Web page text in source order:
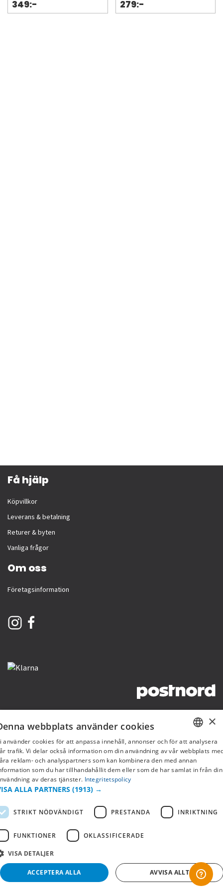
349:- 279:-
Få hjälp
Köpvillkor
Leverans & betalning
Returer & byten
Vanliga frågor
Om oss
Företagsinformation
SWEDISH
FI
×
webbplats använder cookies
använder cookies för att anpassa innehåll, annonser och för att analysera
trafik. Vi delar också information om din användning av vår webbplats
reklam- och analyspartners som kan kombinera den med annan
som du har tillhandahållit dem eller som de har samlat in från din
av deras tjänster. Integritetspolicy
ALLA PARTNERS (1913) →
STRIKT NÖDVÄNDIGT PRESTANDA INRIKTNING
FUNKTIONER OKLASSIFICERADE
VISA DETALJER
ACCEPTERA ALLA AVVISA ALLT